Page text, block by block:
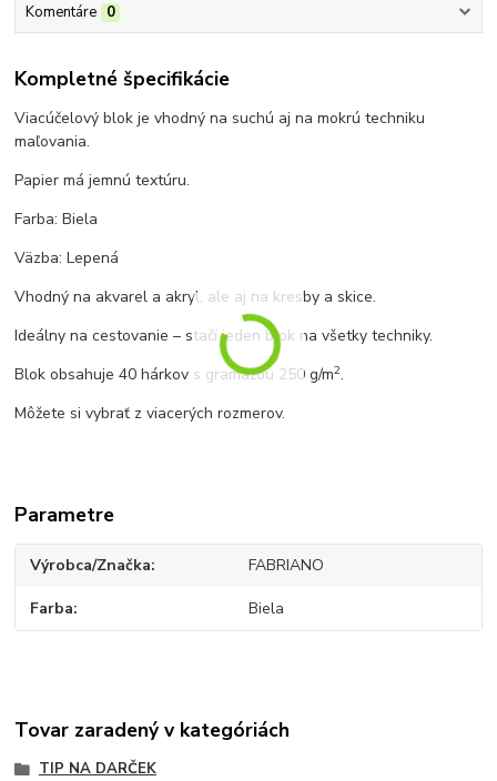
Komentáre 0
Kompletné špecifikácie
Viacúčelový blok je vhodný na suchú aj na mokrú techniku
maľovania.
Papier má jemnú textúru.
Farba: Biela
Väzba: Lepená
Vhodný na akvarel a akryl, ale aj na kresby a skice.
Ideálny na cestovanie – stačí jeden blok na všetky techniky.
Blok obsahuje 40 hárkov s gramážou 250 g/m2.
Môžete si vybrať z viacerých rozmerov.
Parametre
Výrobca/Značka FABRIANO
Farba Biela
Tovar zaradený v kategóriách
TIP NA DARČEK